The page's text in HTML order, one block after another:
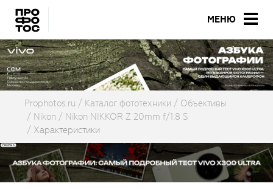
МЕНЮ
Prophotos.ru Каталог фототехники
Объективы
Nikon
Nikon NIKKOR Z 20mm f/1.8 S
Характеристики